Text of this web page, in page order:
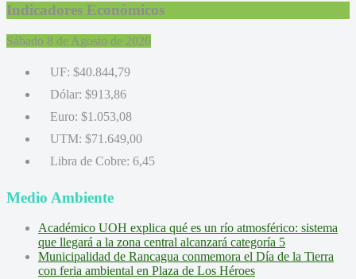
Indicadores Económicos
Sábado 8 de Agosto de 2026
UF: $40.844,79
Dólar: $913,86
Euro: $1.053,08
UTM: $71.649,00
Libra de Cobre: 6,45
Medio Ambiente
Académico UOH explica qué es un río atmosférico: sistema
que llegará a la zona central alcanzará categoría 5
Municipalidad de Rancagua conmemora el Día de la Tierra
con feria ambiental en Plaza de Los Héroes